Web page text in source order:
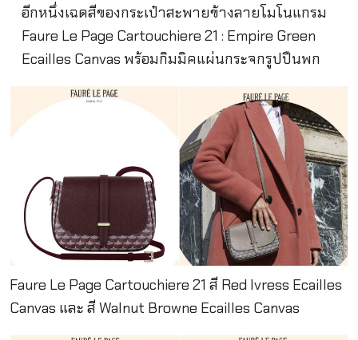
อีกหนึ่งเฉดสีของกระเป๋าสะพายข้างลายโมโนแกรม
Faure Le Page Cartouchiere 21 : Empire Green
Ecailles Canvas พร้อมกิมมิคแผ่นกระจกรูปปืนพก
Faure Le Page Cartouchiere 21 สี Red Ivress Ecailles
Canvas และ สี Walnut Browne Ecailles Canvas